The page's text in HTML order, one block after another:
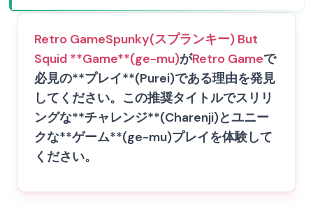
Retro GameSpunky(スプランキー) But
Squid **Game**(ge-mu)がRetro Gameで
必見の**プレイ**(Purei)である理由を発見
してください。この推奨タイトルでスリリ
ングな**チャレンジ**(Charenji)とユニー
クな**ゲーム**(ge-mu)プレイを体験して
ください。